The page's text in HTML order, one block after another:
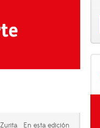
En esta edición